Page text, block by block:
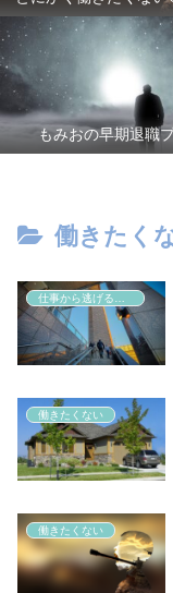
もみおの早期退職
働きたく
働きたくない
働きたくない